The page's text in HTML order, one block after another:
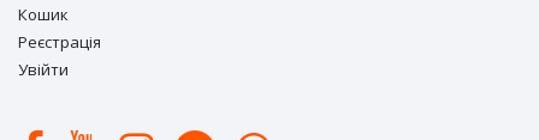
Кошик
Реєстрація
Увійти